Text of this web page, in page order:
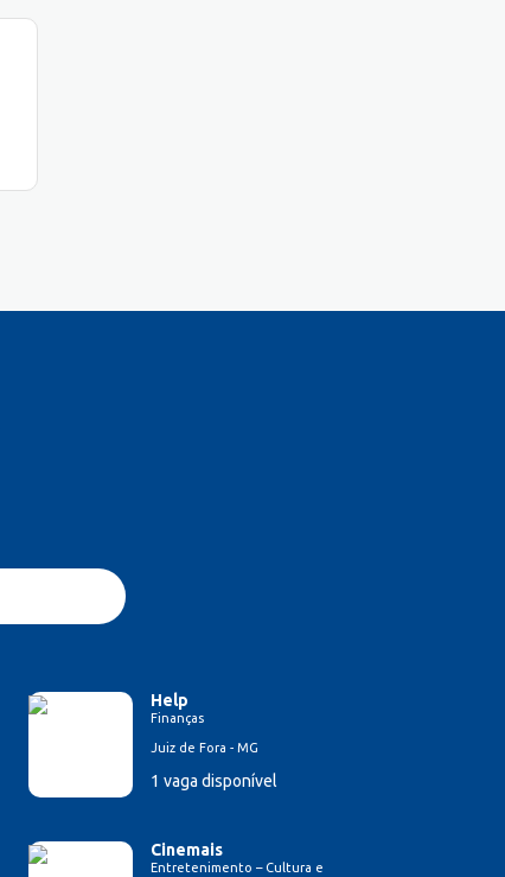
Help
Finanças
Juiz de Fora - MG
1 vaga disponível
Cinemais
Entretenimento – Cultura e